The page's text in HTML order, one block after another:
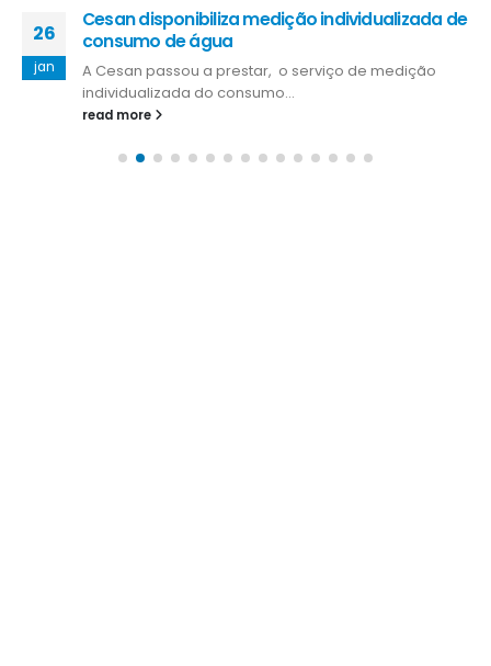
26
jan
Cesan disponibiliza medição individualizada de
consumo de água
A Cesan passou a prestar, o serviço de medição
individualizada do consumo...
read more